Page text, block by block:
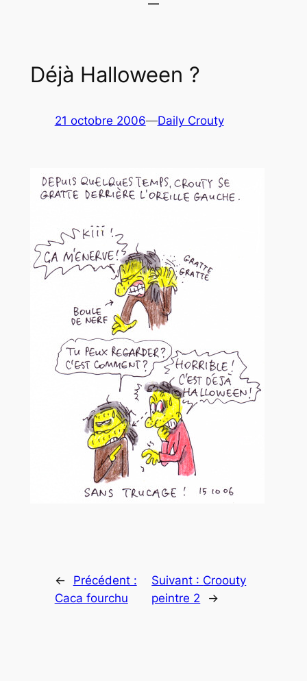
Déjà Halloween ?
21 octobre 2006—Daily Crouty
←
Précédent :
Caca fourchu
Suivant : Croouty
peintre 2
→